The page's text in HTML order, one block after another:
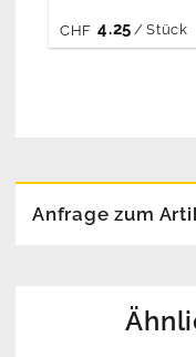
CHF 4.25 / Stück
Anfrage zum